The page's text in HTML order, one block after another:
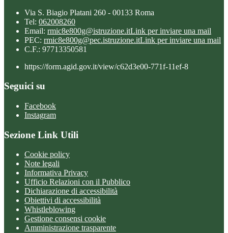
Via S. Biagio Platani 260 - 00133 Roma
Tel: 062008260
Email: rmic8e800g@istruzione.itLink per inviare una mail
PEC: rmic8e800g@pec.istruzione.itLink per inviare una mail
C.F.: 97713350581
https://form.agid.gov.it/view/c62d3e00-771f-11ef-8
Seguici su
Facebook
Instagram
Sezione Link Utili
Cookie policy
Note legali
Informativa Privacy
Ufficio Relazioni con il Pubblico
Dichiarazione di accessibilità
Obiettivi di accessibilità
Whistleblowing
Gestione consensi cookie
Amministrazione trasparente